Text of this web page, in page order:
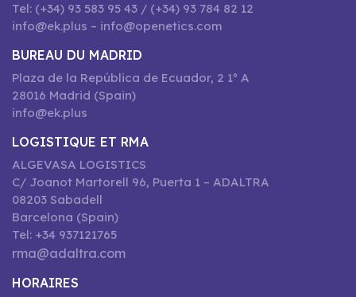
Tel: (+34) 93 583 95 43 / (+34) 93 784 82 12
info@ek.plus – info@openetics.com
BUREAU DU MADRID
Plaza de la República de Ecuador, 2 1º A
28016 Madrid (Spain)
info@ek.plus
LOGISTIQUE ET RMA
ALGEVASA LOGISTICS
C/ Joanot Martorell 96, Puerta 1 – ADALTRA
08203 Sabadell
Barcelona (Spain)
Tel: +34 937121765
rma@adaltra.com
HORAIRES